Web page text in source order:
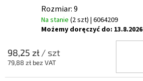
Rozmiar: 9
Na stanie (2 szt) | 6064209
Możemy doręczyć do: 13.8.2026
98,25 zł/ szt
79,88 zł bez VAT